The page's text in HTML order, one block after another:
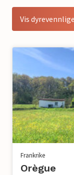
Vis
Frankrike
Orègue